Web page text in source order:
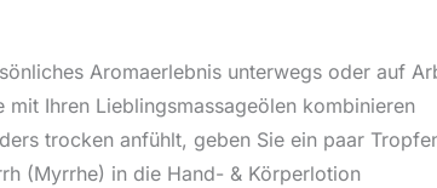
Aromaerlebnis unterwegs oder auf
mit Ihren Lieblingsmassageölen kombinieren
trocken anfühlt, geben Sie ein paar
(Myrrhe) in die Hand- & Körperlotion